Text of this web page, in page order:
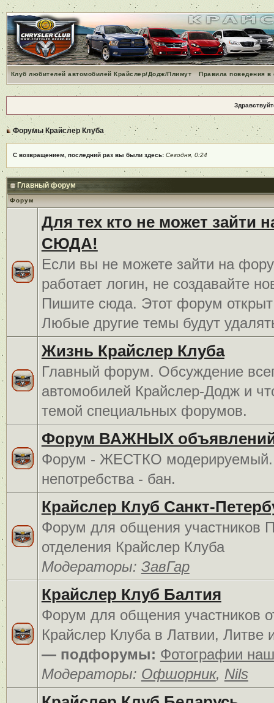
Клуб любителей автомобилей Крайслер/Додж/Плимут Правила поведения
Форумы Крайслер Клуба
С возвращением, последний раз вы были здесь: Сегодня, 0:24
Главный форум
Форум
Для тех кто не может зайти
СЮДА!
Если вы не можете зайти на
работает логин, не создавайте
Пишите сюда. Этот форум открыт
Любые другие темы будут
Жизнь Крайслер Клуба
Главный форум. Обсуждение
автомобилей Крайслер-Додж и
темой специальных форумов.
Форум ВАЖНЫХ
Форум - ЖЕСТКО
непотребства - бан.
Крайслер Клуб Санкт-
Форум для общения участников
отделения Крайслер Клуба
Модераторы: ЗавГар
Крайслер Клуб Балтия
Форум для общения участников
Крайслер Клуба в Латвии, Литве
— подфорумы: Фотографии
Модераторы: Офшорник, Nils